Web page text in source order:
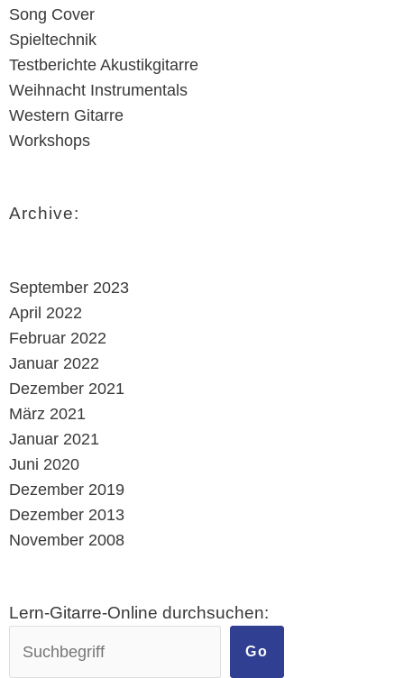
Song Cover
Spieltechnik
Testberichte Akustikgitarre
Weihnacht Instrumentals
Western Gitarre
Workshops
Archive:
September 2023
April 2022
Februar 2022
Januar 2022
Dezember 2021
März 2021
Januar 2021
Juni 2020
Dezember 2019
Dezember 2013
November 2008
Lern-Gitarre-Online durchsuchen:
Go